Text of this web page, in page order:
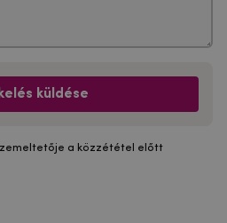
küldése
a közzététel előtt